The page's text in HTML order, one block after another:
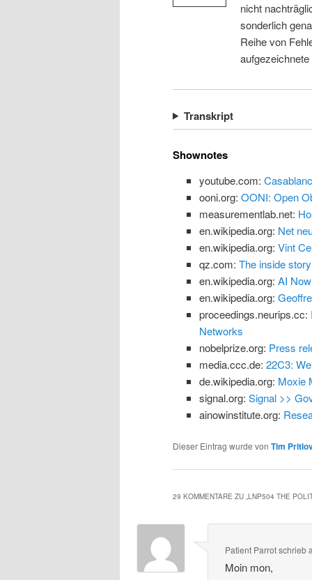
nicht
sonderlich
Reihe von
Transkript
Shownotes
youtube.com:
ooni.org: OONI: Open
measurementlab.net:
en.wikipedia.org: Net
en.wikipedia.org: Vint
qz.com: The inside
en.wikipedia.org: AI
en.wikipedia.org:
proceedings.neurips.cc:
Networks
nobelprize.org: Press
media.ccc.de: 22C3:
de.wikipedia.org: Moxie
signal.org: Signal >>
ainowinstitute.org:
Dieser Eintrag wurde von Tim
29 KOMMENTARE ZU „ LNP504 THE
Patient Parrotschrieb
Moin mon,